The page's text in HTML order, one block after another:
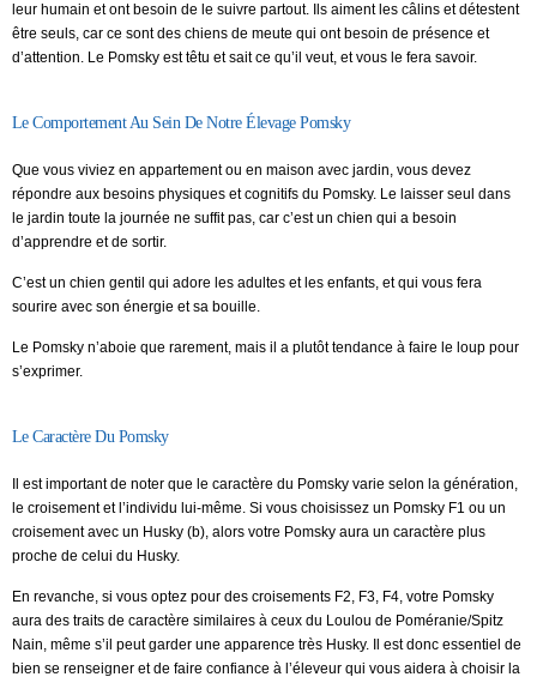
leur humain et ont besoin de le suivre partout. Ils aiment les câlins et détestent
être seuls, car ce sont des chiens de meute qui ont besoin de présence et
d’attention. Le Pomsky est têtu et sait ce qu’il veut, et vous le fera savoir.
Le Comportement Au Sein De Notre Élevage Pomsky
Que vous viviez en appartement ou en maison avec jardin, vous devez
répondre aux besoins physiques et cognitifs du Pomsky. Le laisser seul dans
le jardin toute la journée ne suffit pas, car c’est un chien qui a besoin
d’apprendre et de sortir.
C’est un chien gentil qui adore les adultes et les enfants, et qui vous fera
sourire avec son énergie et sa bouille.
Le Pomsky n’aboie que rarement, mais il a plutôt tendance à faire le loup pour
s’exprimer.
Le Caractère Du Pomsky
Il est important de noter que le caractère du Pomsky varie selon la génération,
le croisement et l’individu lui-même. Si vous choisissez un Pomsky F1 ou un
croisement avec un Husky (b), alors votre Pomsky aura un caractère plus
proche de celui du Husky.
En revanche, si vous optez pour des croisements F2, F3, F4, votre Pomsky
aura des traits de caractère similaires à ceux du Loulou de Poméranie/Spitz
Nain, même s’il peut garder une apparence très Husky. Il est donc essentiel de
bien se renseigner et de faire confiance à l’éleveur qui vous aidera à choisir la